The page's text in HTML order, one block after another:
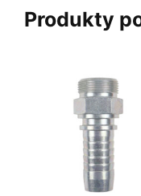
Produkty